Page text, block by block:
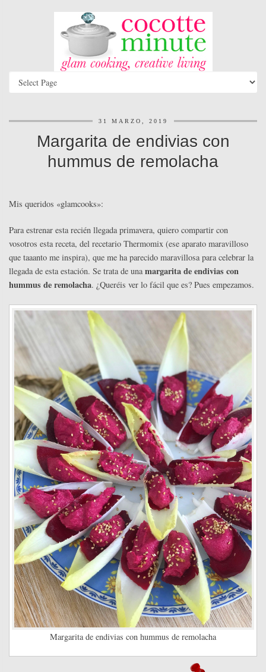
31 MARZO, 2019
Margarita de endivias con
hummus de remolacha
Mis queridos «glamcooks»:
Para estrenar esta recién llegada primavera, quiero compartir con
vosotros esta receta, del recetario Thermomix (ese aparato maravilloso
que taaanto me inspira), que me ha parecido maravillosa para celebrar la
llegada de esta estación. Se trata de unamargarita de endivias con
hummus de remolacha. ¿Queréis ver lo fácil que es? Pues empezamos.
Margarita de endivias con hummus de remolacha